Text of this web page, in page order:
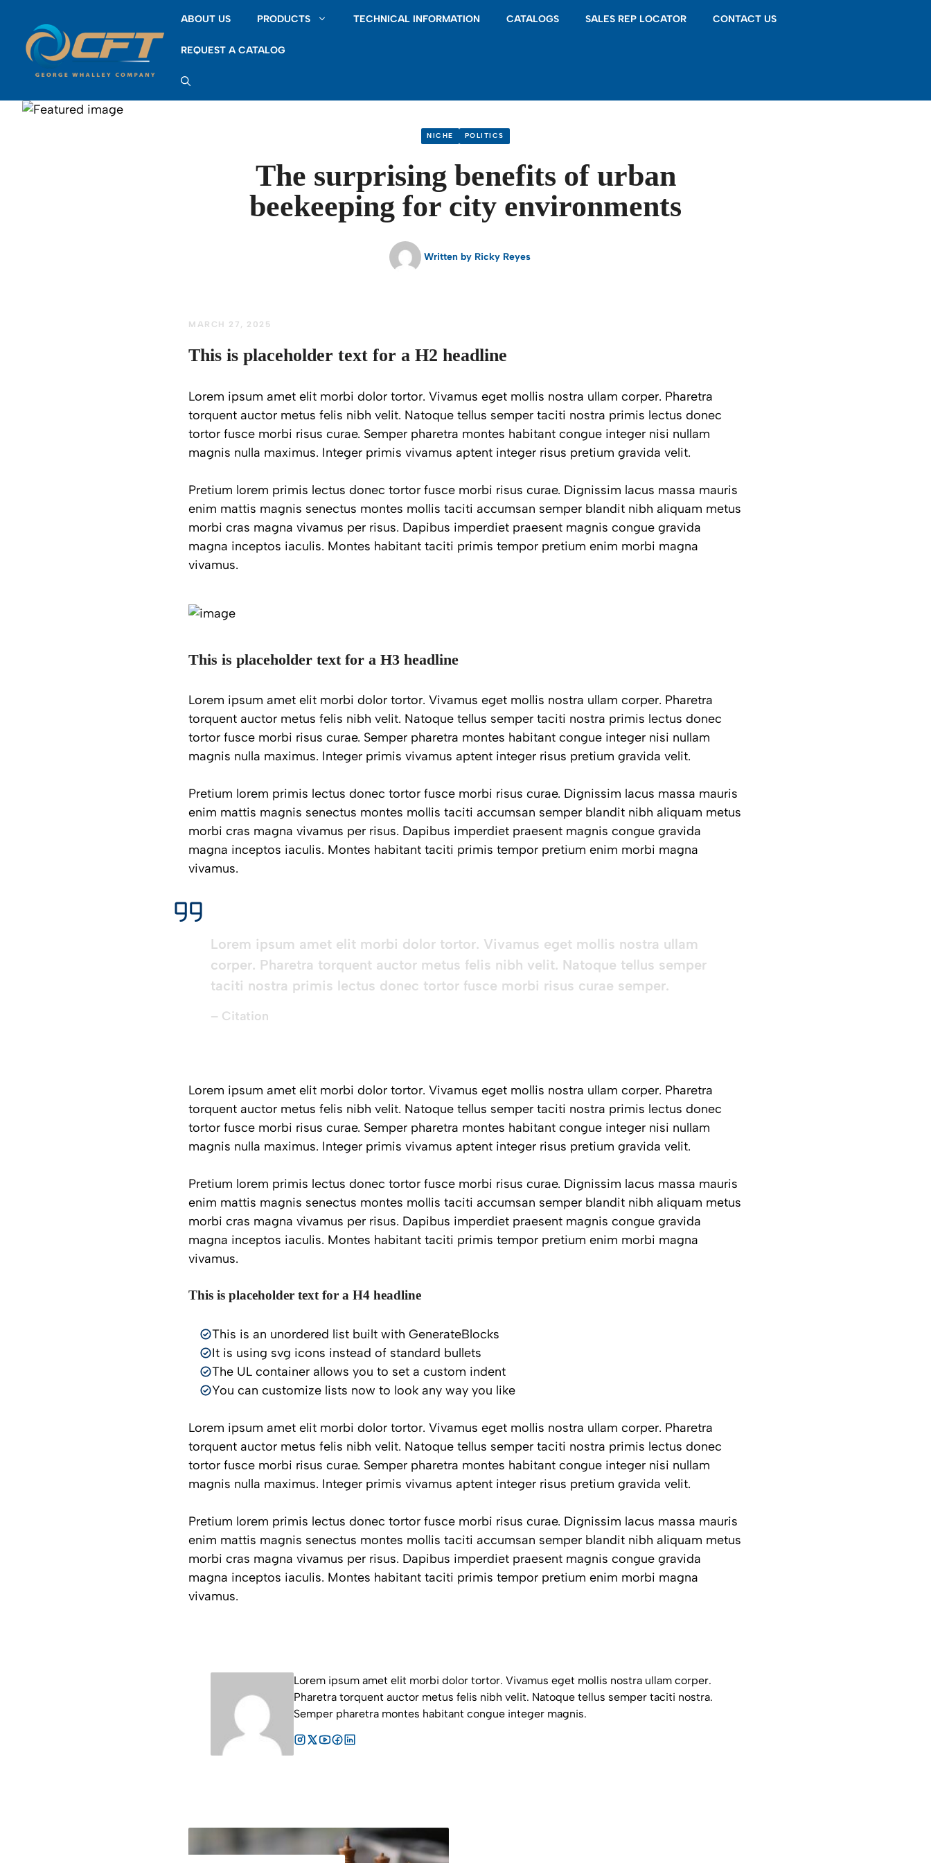
content
ABOUT US PRODUCTS TECHNICAL INFORMATION CATALOGS SALES REP LOCATOR CONTACT US
REQUEST A CATALOG
NICHE POLITICS
The surprising benefits of urban
beekeeping for city environments
Written by Ricky Reyes
MARCH 27, 2025
This is placeholder text for a H2 headline
Lorem ipsum amet elit morbi dolor tortor. Vivamus eget mollis nostra ullam corper. Pharetra
torquent auctor metus felis nibh velit. Natoque tellus semper taciti nostra primis lectus donec
tortor fusce morbi risus curae. Semper pharetra montes habitant congue integer nisi nullam
magnis nulla maximus. Integer primis vivamus aptent integer risus pretium gravida velit.
Pretium lorem primis lectus donec tortor fusce morbi risus curae. Dignissim lacus massa mauris
enim mattis magnis senectus montes mollis taciti accumsan semper blandit nibh aliquam metus
morbi cras magna vivamus per risus. Dapibus imperdiet praesent magnis congue gravida
magna inceptos iaculis. Montes habitant taciti primis tempor pretium enim morbi magna
vivamus.
This is placeholder text for a H3 headline
Lorem ipsum amet elit morbi dolor tortor. Vivamus eget mollis nostra ullam corper. Pharetra
torquent auctor metus felis nibh velit. Natoque tellus semper taciti nostra primis lectus donec
tortor fusce morbi risus curae. Semper pharetra montes habitant congue integer nisi nullam
magnis nulla maximus. Integer primis vivamus aptent integer risus pretium gravida velit.
Pretium lorem primis lectus donec tortor fusce morbi risus curae. Dignissim lacus massa mauris
enim mattis magnis senectus montes mollis taciti accumsan semper blandit nibh aliquam metus
morbi cras magna vivamus per risus. Dapibus imperdiet praesent magnis congue gravida
magna inceptos iaculis. Montes habitant taciti primis tempor pretium enim morbi magna
vivamus.
Lorem ipsum amet elit morbi dolor tortor. Vivamus eget mollis nostra ullam
corper. Pharetra torquent auctor metus felis nibh velit. Natoque tellus semper
taciti nostra primis lectus donec tortor fusce morbi risus curae semper.
– Citation
Lorem ipsum amet elit morbi dolor tortor. Vivamus eget mollis nostra ullam corper. Pharetra
torquent auctor metus felis nibh velit. Natoque tellus semper taciti nostra primis lectus donec
tortor fusce morbi risus curae. Semper pharetra montes habitant congue integer nisi nullam
magnis nulla maximus. Integer primis vivamus aptent integer risus pretium gravida velit.
Pretium lorem primis lectus donec tortor fusce morbi risus curae. Dignissim lacus massa mauris
enim mattis magnis senectus montes mollis taciti accumsan semper blandit nibh aliquam metus
morbi cras magna vivamus per risus. Dapibus imperdiet praesent magnis congue gravida
magna inceptos iaculis. Montes habitant taciti primis tempor pretium enim morbi magna
vivamus.
This is placeholder text for a H4 headline
This is an unordered list built with GenerateBlocks
It is using svg icons instead of standard bullets
The UL container allows you to set a custom indent
You can customize lists now to look any way you like
Lorem ipsum amet elit morbi dolor tortor. Vivamus eget mollis nostra ullam corper. Pharetra
torquent auctor metus felis nibh velit. Natoque tellus semper taciti nostra primis lectus donec
tortor fusce morbi risus curae. Semper pharetra montes habitant congue integer nisi nullam
magnis nulla maximus. Integer primis vivamus aptent integer risus pretium gravida velit.
Pretium lorem primis lectus donec tortor fusce morbi risus curae. Dignissim lacus massa mauris
enim mattis magnis senectus montes mollis taciti accumsan semper blandit nibh aliquam metus
morbi cras magna vivamus per risus. Dapibus imperdiet praesent magnis congue gravida
magna inceptos iaculis. Montes habitant taciti primis tempor pretium enim morbi magna
vivamus.
Lorem ipsum amet elit morbi dolor tortor. Vivamus eget mollis nostra ullam corper.
Pharetra torquent auctor metus felis nibh velit. Natoque tellus semper taciti nostra.
Semper pharetra montes habitant congue integer magnis.